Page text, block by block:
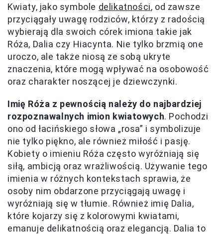
Kwiaty, jako symbole delikatności, od zawsze
przyciągały uwagę rodziców, którzy z radością
wybierają dla swoich córek imiona takie jak
Róża, Dalia czy Hiacynta. Nie tylko brzmią one
uroczo, ale także niosą ze sobą ukryte
znaczenia, które mogą wpływać na osobowość
oraz charakter noszącej je dziewczynki.
Imię Róża z pewnością należy do najbardziej
rozpoznawalnych imion kwiatowych. Pochodzi
ono od łacińskiego słowa „rosa” i symbolizuje
nie tylko piękno, ale również miłość i pasję.
Kobiety o imieniu Róża często wyróżniają się
siłą, ambicją oraz wrażliwością. Używanie tego
imienia w różnych kontekstach sprawia, że
osoby nim obdarzone przyciągają uwagę i
wyróżniają się w tłumie. Również imię Dalia,
które kojarzy się z kolorowymi kwiatami,
emanuje delikatnością oraz elegancją. Dalia to